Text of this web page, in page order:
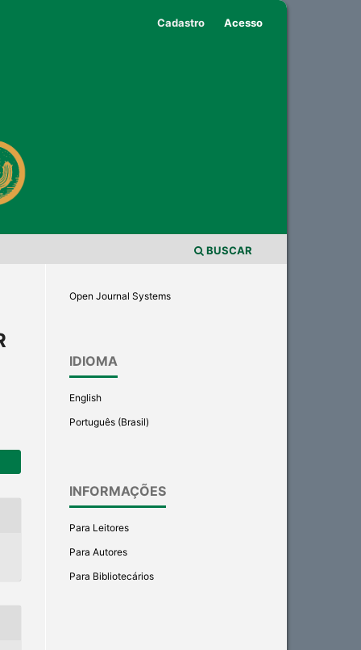
BUSCAR
Cadastro Acesso
Open Journal Systems
IDIOMA
English
Português (Brasil)
INFORMAÇÕES
Para Leitores
Para Autores
Para Bibliotecários